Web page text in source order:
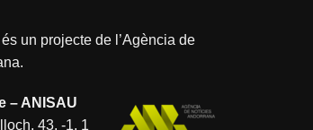
un projecte de l’Agència de
.
– ANISAU
43, -1, 1